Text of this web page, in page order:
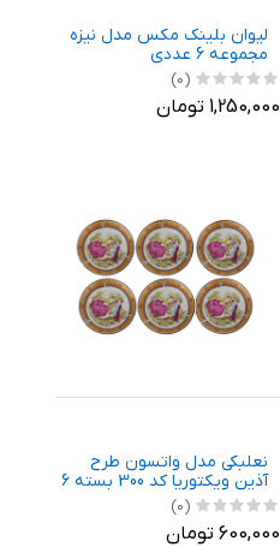
لیوان بلینک مکس مدل نیزه
مجموعه 6 عددی
(0)
1,250,000 تومان
نعلبکی مدل واتسون طرح
آذین ویکتوریا کد 300 بسته 6
عددی
(0)
600,000 تومان